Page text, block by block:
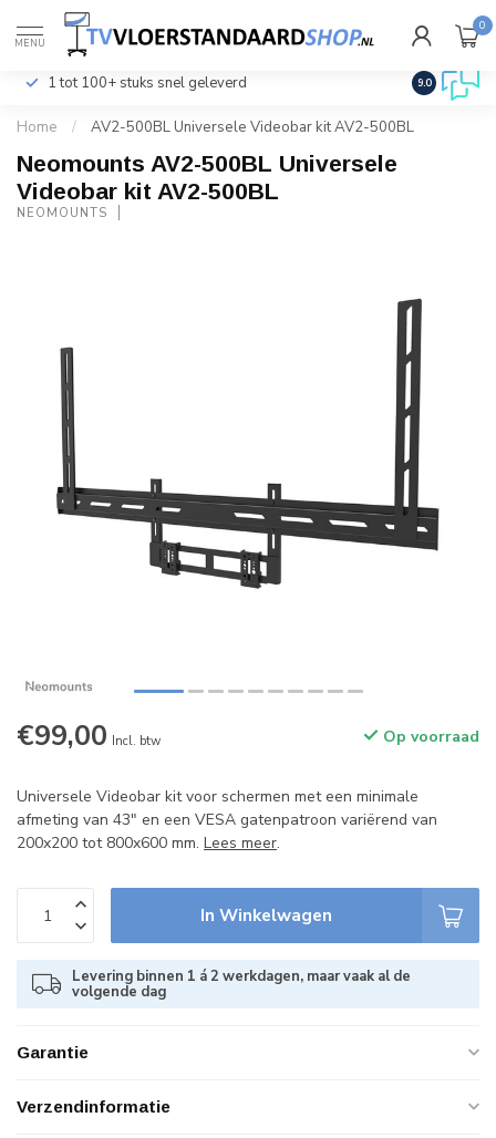
MENU
0
Incl. btw
1 tot 100+ stuks snel geleverd 9.0
Home / AV2-500BL Universele Videobar kit AV2-500BL
Neomounts AV2-500BL Universele
Videobar kit AV2-500BL
NEOMOUNTS
€99,00 Incl. btw Op voorraad
Universele Videobar kit voor schermen met een minimale
afmeting van 43" en een VESA gatenpatroon variërend van
200x200 tot 800x600 mm. Lees meer.
In Winkelwagen
Levering binnen 1 á 2 werkdagen, maar vaak al de
volgende dag
Garantie
Verzendinformatie